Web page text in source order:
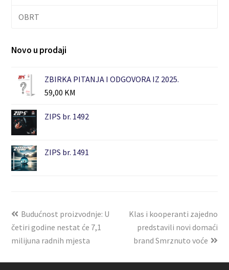
OBRT
Novo u prodaji
ZBIRKA PITANJA I ODGOVORA IZ 2025.
59,00 KM
ZIPS br. 1492
ZIPS br. 1491
Budućnost proizvodnje: U
četiri godine nestat će 7,1
milijuna radnih mjesta
Klas i kooperanti zajedno
predstavili novi domaći
brand Smrznuto voće